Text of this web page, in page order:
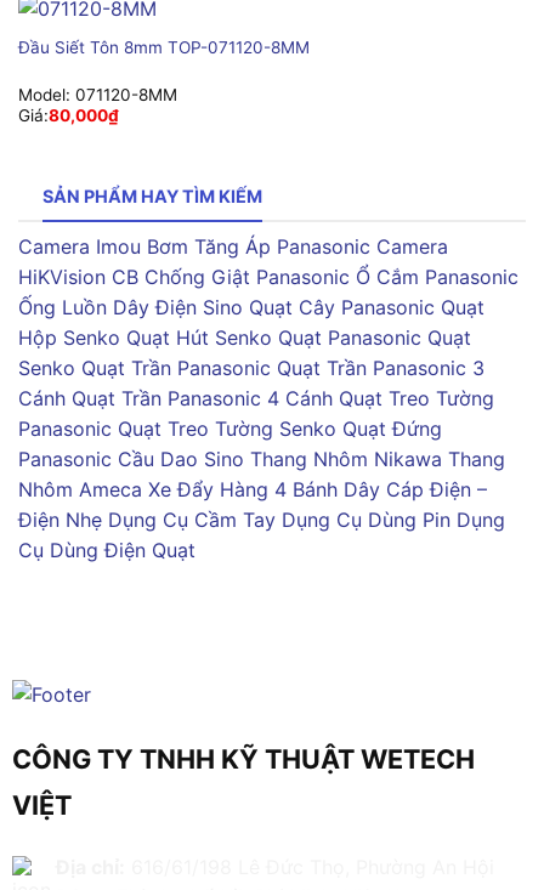
Đầu Siết Tôn 8mm TOP-071120-8MM
Model: 071120-8MM
Giá:80,000₫
SẢN PHẨM HAY TÌM KIẾM
Camera Imou Bơm Tăng Áp Panasonic Camera
HiKVision CB Chống Giật Panasonic Ổ Cắm Panasonic
Ống Luồn Dây Điện Sino Quạt Cây Panasonic Quạt
Hộp Senko Quạt Hút Senko Quạt Panasonic Quạt
Senko Quạt Trần Panasonic Quạt Trần Panasonic 3
Cánh Quạt Trần Panasonic 4 Cánh Quạt Treo Tường
Panasonic Quạt Treo Tường Senko Quạt Đứng
Panasonic Cầu Dao Sino Thang Nhôm Nikawa Thang
Nhôm Ameca Xe Đẩy Hàng 4 Bánh Dây Cáp Điện –
Điện Nhẹ Dụng Cụ Cầm Tay Dụng Cụ Dùng Pin Dụng
Cụ Dùng Điện Quạt
CÔNG TY TNHH KỸ THUẬT WETECH
VIỆT